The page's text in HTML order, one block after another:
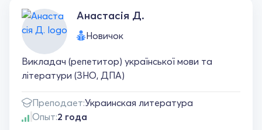
Анастасія Д.
Новичок
Викладач (репетитор) української мови та
літератури (ЗНО, ДПА)
Преподает:Украинская литература
Опыт:2 года